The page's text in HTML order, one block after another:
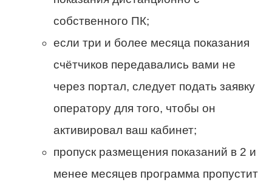
собственного ПК;
если три и более месяца показания
счётчиков передавались вами не
через портал, следует подать заявку
оператору для того, чтобы он
активировал ваш кабинет;
пропуск размещения показаний в 2 и
менее месяцев программа пропустит